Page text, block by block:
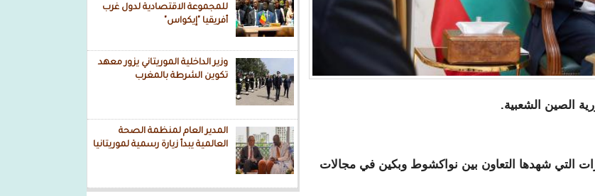
للمجموعة الاقتصادية لدول غرب
أفريقيا "إيكواس"
وزير الداخلية الموريتاني يزور معهد
تكوين الشرطة بالمغرب
المدير العام لمنظمة الصحة
العالمية يبدأ زيارة رسمية لموريتانيا
الصين الشعبية.
التي شهدها التعاون بين نواكشوط وبكين في مجالات